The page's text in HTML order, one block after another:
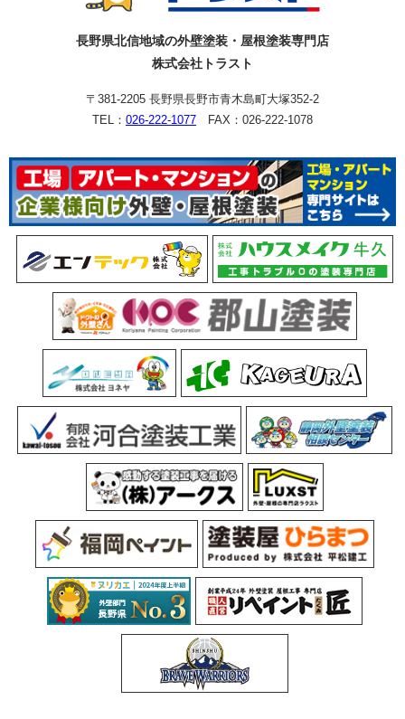
長野県北信地域の外壁塗装・屋根塗装専門店
株式会社トラスト
〒381-2205 長野県長野市青木島町大塚352-2
TEL： 026-222-1077 FAX：026-222-1078